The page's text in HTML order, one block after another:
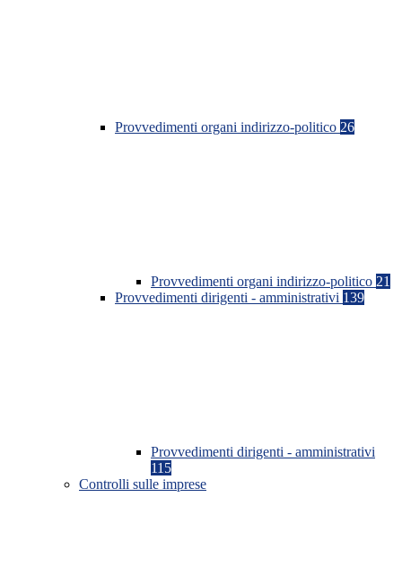
Provvedimenti organi indirizzo-politico 26
Provvedimenti organi indirizzo-politico 21
Provvedimenti dirigenti - amministrativi 139
Provvedimenti dirigenti - amministrativi
115
Controlli sulle imprese